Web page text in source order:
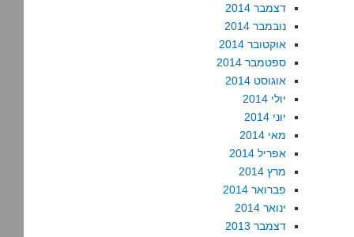
דצמבר 2014
נובמבר 2014
אוקטובר 2014
ספטמבר 2014
אוגוסט 2014
יולי 2014
יוני 2014
מאי 2014
אפריל 2014
מרץ 2014
פברואר 2014
ינואר 2014
דצמבר 2013